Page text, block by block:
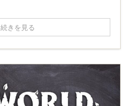
続きを見る